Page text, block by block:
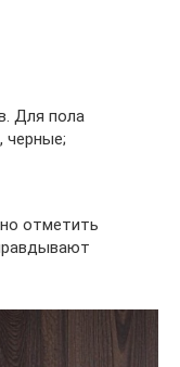
Для пола
черные;
отметить